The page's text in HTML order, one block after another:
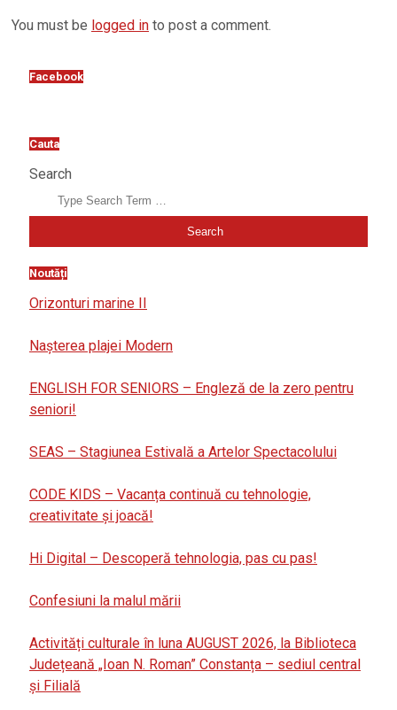
You must be logged in to post a comment.
Facebook
Cauta
Search
Noutăți
Orizonturi marine II
Nașterea plajei Modern
ENGLISH FOR SENIORS – Engleză de la zero pentru
seniori!
SEAS – Stagiunea Estivală a Artelor Spectacolului
CODE KIDS – Vacanța continuă cu tehnologie,
creativitate și joacă!
Hi Digital – Descoperă tehnologia, pas cu pas!
Confesiuni la malul mării
Activități culturale în luna AUGUST 2026, la Biblioteca
Județeană „Ioan N. Roman” Constanța – sediul central
și Filială